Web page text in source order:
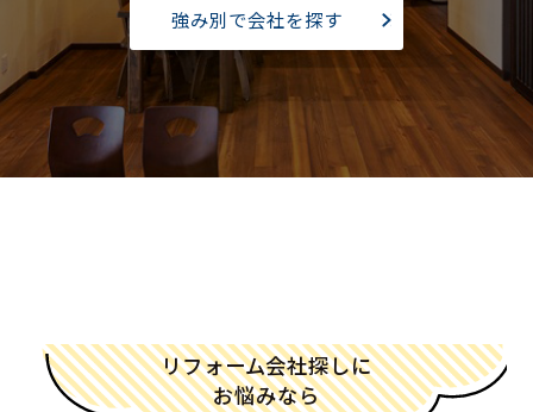
強み別で会社を探す
リフォーム会社探しに
お悩みなら